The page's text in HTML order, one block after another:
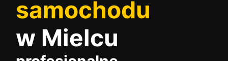
samochodu
w Mielcu